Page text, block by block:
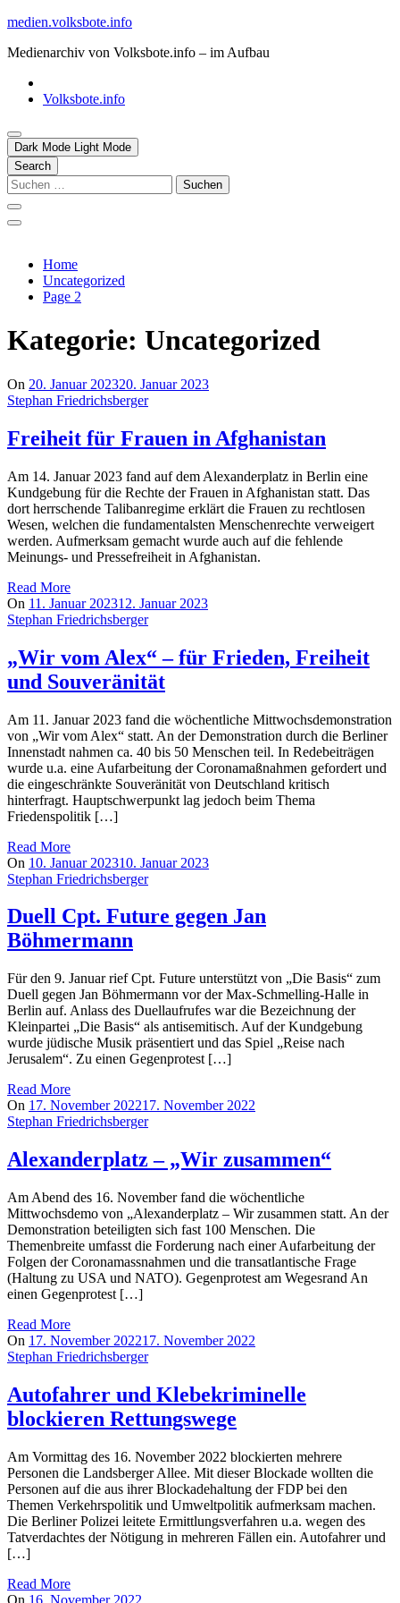
Skip
content
medien.volksbote.info
Medienarchiv von Volksbote.info – im Aufbau
Volksbote.info
Dark Mode Light Mode
Search
Suchen
nach:
Home
Uncategorized
Page 2
Kategorie: Uncategorized
On 20. Januar 202320. Januar 2023
Stephan Friedrichsberger
Freiheit für Frauen in Afghanistan
Am 14. Januar 2023 fand auf dem Alexanderplatz in Berlin eine
Kundgebung für die Rechte der Frauen in Afghanistan statt. Das
dort herrschende Talibanregime erklärt die Frauen zu rechtlosen
Wesen, welchen die fundamentalsten Menschenrechte verweigert
werden. Aufmerksam gemacht wurde auch auf die fehlende
Meinungs- und Pressefreiheit in Afghanistan.
Read More
On 11. Januar 202312. Januar 2023
Stephan Friedrichsberger
„Wir vom Alex“ – für Frieden, Freiheit
und Souveränität
Am 11. Januar 2023 fand die wöchentliche Mittwochsdemonstration
von „Wir vom Alex“ statt. An der Demonstration durch die Berliner
Innenstadt nahmen ca. 40 bis 50 Menschen teil. In Redebeiträgen
wurde u.a. eine Aufarbeitung der Coronamaßnahmen gefordert und
die eingeschränkte Souveränität von Deutschland kritisch
hinterfragt. Hauptschwerpunkt lag jedoch beim Thema
Friedenspolitik […]
Read More
On 10. Januar 202310. Januar 2023
Stephan Friedrichsberger
Duell Cpt. Future gegen Jan
Böhmermann
Für den 9. Januar rief Cpt. Future unterstützt von „Die Basis“ zum
Duell gegen Jan Böhmermann vor der Max-Schmelling-Halle in
Berlin auf. Anlass des Duellaufrufes war die Bezeichnung der
Kleinpartei „Die Basis“ als antisemitisch. Auf der Kundgebung
wurde jüdische Musik präsentiert und das Spiel „Reise nach
Jerusalem“. Zu einen Gegenprotest […]
Read More
On 17. November 202217. November 2022
Stephan Friedrichsberger
Alexanderplatz – „Wir zusammen“
Am Abend des 16. November fand die wöchentliche
Mittwochsdemo von „Alexanderplatz – Wir zusammen statt. An der
Demonstration beteiligten sich fast 100 Menschen. Die
Themenbreite umfasst die Forderung nach einer Aufarbeitung der
Folgen der Coronamassnahmen und die transatlantische Frage
(Haltung zu USA und NATO). Gegenprotest am Wegesrand An
einen Gegenprotest […]
Read More
On 17. November 202217. November 2022
Stephan Friedrichsberger
Autofahrer und Klebekriminelle
blockieren Rettungswege
Am Vormittag des 16. November 2022 blockierten mehrere
Personen die Landsberger Allee. Mit dieser Blockade wollten die
Personen auf die aus ihrer Blockadehaltung der FDP bei den
Themen Verkehrspolitik und Umweltpolitik aufmerksam machen.
Die Berliner Polizei leitete Ermittlungsverfahren u.a. wegen des
Tatverdachtes der Nötigung in mehreren Fällen ein. Autofahrer und
[…]
Read More
On 16. November 2022